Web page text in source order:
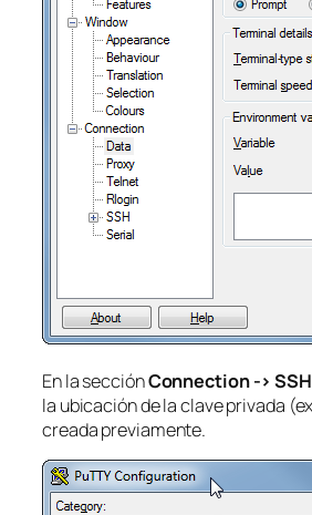
En la secciónConnection ->
la ubicación de la clave privada
creada previamente.